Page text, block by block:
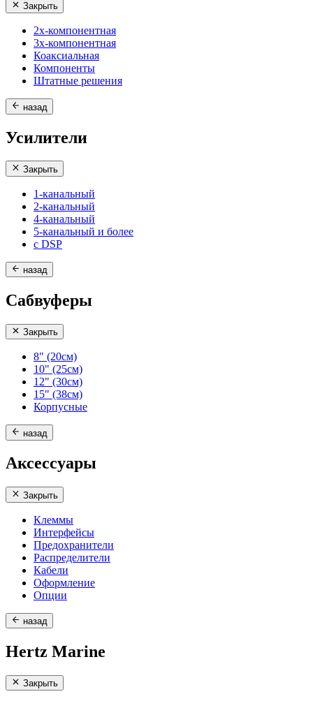
Закрыть
2х-компонентная
3х-компонентная
Коаксиальная
Компоненты
Штатные решения
назад
Усилители
Закрыть
1-канальный
2-канальный
4-канальный
5-канальный и более
с DSP
назад
Сабвуферы
Закрыть
8" (20см)
10" (25см)
12" (30см)
15" (38см)
Корпусные
назад
Аксессуары
Закрыть
Клеммы
Интерфейсы
Предохранители
Распределители
Кабели
Оформление
Опции
назад
Hertz Marine
Закрыть